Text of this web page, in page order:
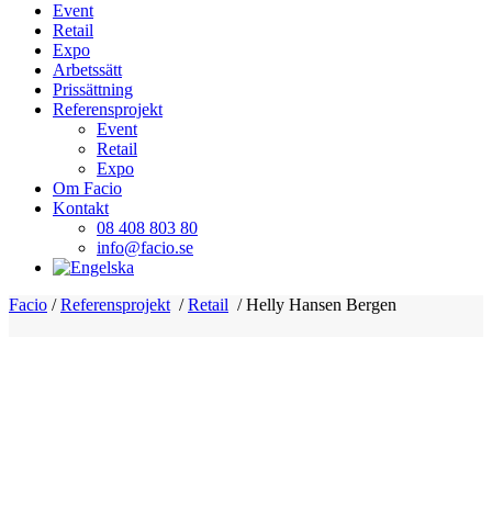
Event
Retail
Expo
Arbetssätt
Prissättning
Referensprojekt
Event
Retail
Expo
Om Facio
Kontakt
08 408 803 80
info@facio.se
Facio /Referensprojekt /Retail /Helly Hansen Bergen